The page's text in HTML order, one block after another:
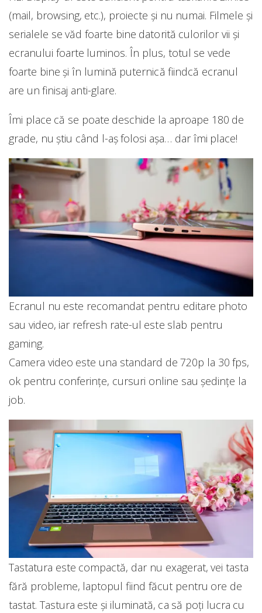
(mail, browsing, etc.), proiecte și nu numai. Filmele și
serialele se văd foarte bine datorită culorilor vii și
ecranului foarte luminos. În plus, totul se vede
foarte bine și în lumină puternică fiindcă ecranul
are un finisaj anti-glare.
Îmi place că se poate deschide la aproape 180 de
grade, nu știu când l-aș folosi așa… dar îmi place!
Ecranul nu este recomandat pentru editare photo
sau video, iar refresh rate-ul este slab pentru
gaming.
Camera video este una standard de 720p la 30 fps,
ok pentru conferințe, cursuri online sau ședințe la
job.
Tastatura este compactă, dar nu exagerat, vei tasta
fără probleme, laptopul fiind făcut pentru ore de
tastat. Tastura este și iluminată, ca să poți lucra cu